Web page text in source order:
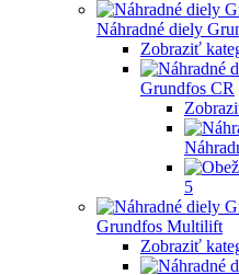
Náhradné diely
Zobraziť
Grundfos CR
5
Grundfos Multilift
Zobraziť